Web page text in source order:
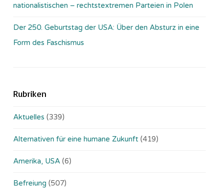
nationalistischen – rechtstextremen Parteien in Polen
Der 250. Geburtstag der USA: Über den Absturz in eine
Form des Faschismus
Rubriken
Aktuelles (339)
Alternativen für eine humane Zukunft (419)
Amerika, USA (6)
Befreiung (507)